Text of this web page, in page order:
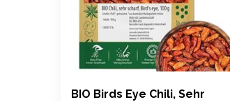
BIO Birds Eye Chili, Sehr